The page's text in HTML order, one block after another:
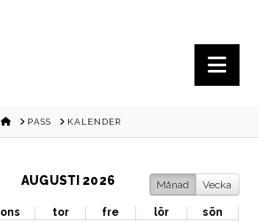
HOMEPASS KALENDER
Månad Vecka
AUGUSTI 2026
ons tor fre lör
sön